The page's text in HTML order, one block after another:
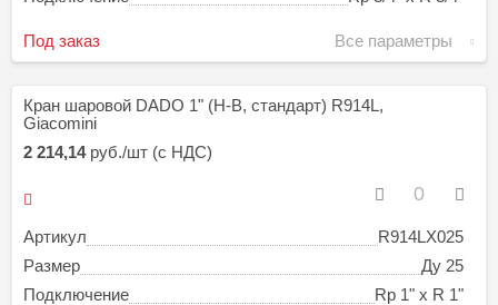
Под заказ Все параметры
Кран шаровой DADO 1" (Н-В, стандарт) R914L,
Giacomini
Артикул
R914LX025
Размер
Ду 25
Подключение
Rp 1" х R 1"
2 214,14 руб./шт (с НДС)